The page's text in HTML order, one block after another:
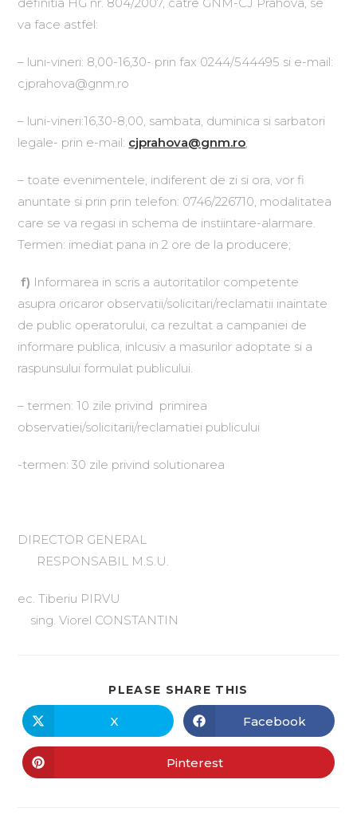
va face astfel:
– luni-vineri: 8,00-16,30- prin fax 0244/544495 si e-mail:
cjprahova@gnm.ro
– luni-vineri:16,30-8,00, sambata, duminica si sarbatori
legale- prin e-mail: cjprahova@gnm.ro;
– toate evenimentele, indiferent de zi si ora, vor fi
anuntate si prin prin telefon: 0746/226710, modalitatea
care se va regasi in schema de instiintare-alarmare.
Termen: imediat pana in 2 ore de la producere;
f) Informarea in scris a autoritatilor competente
asupra oricaror observatii/solicitari/reclamatii inaintate
de public operatorului, ca rezultat a campaniei de
informare publica, inlcusiv a masurilor adoptate si a
raspunsului formulat publicului.
– termen: 10 zile privind primirea
observatiei/solicitarii/reclamatiei publicului
-termen: 30 zile privind solutionarea
DIRECTOR GENERAL
RESPONSABIL M.S.U.
ec. Tiberiu PIRVU
sing. Viorel CONSTANTIN
PLEASE SHARE THIS
X Facebook
Pinterest